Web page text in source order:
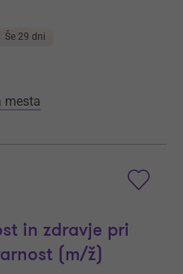
Še 29 dni
mesta
in zdravje pri
(m/ž)